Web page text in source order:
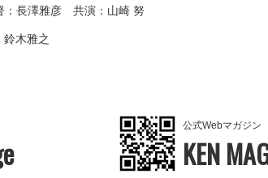
長澤雅彦 共演：山崎 努
木雅之
公式Webマガジン
KEN